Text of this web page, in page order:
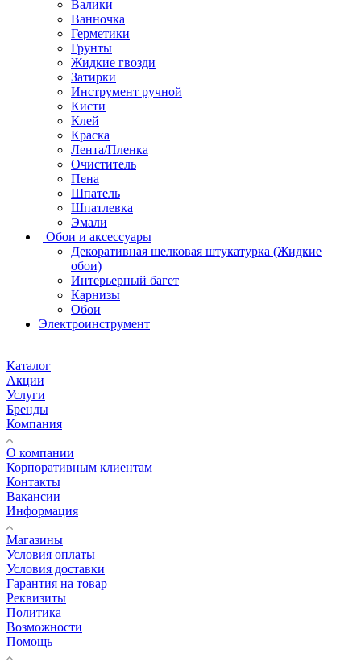
Валики
Ванночка
Герметики
Грунты
Жидкие гвозди
Затирки
Инструмент ручной
Кисти
Клей
Краска
Лента/Пленка
Очиститель
Пена
Шпатель
Шпатлевка
Эмали
Обои и аксессуары
Декоративная шелковая штукатурка (Жидкие
обои)
Интерьерный багет
Карнизы
Обои
Электроинструмент
Каталог
Акции
Услуги
Бренды
Компания
О компании
Корпоративным клиентам
Контакты
Вакансии
Информация
Магазины
Условия оплаты
Условия доставки
Гарантия на товар
Реквизиты
Политика
Возможности
Помощь